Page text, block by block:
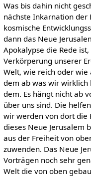
Was bis dahin nicht
nächste Inkarnation der
kosmische
dann das Neue
Apokalypse die Rede
Verkörperung unserer
Welt, wie reich oder wie
dem ab was wir wirklich
dem. Es hängt nicht ab
über uns sind. Die
wir werden von dort die
dieses Neue Jerusalem
aus der Freiheit von
zuwenden. Das Neue
Vorträgen noch sehr
Welt die von oben